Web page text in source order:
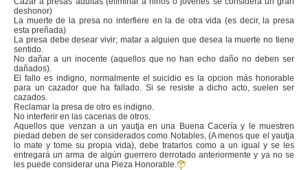
deshonor)
La muerte de la presa no interfiere en la de otra vida (es decir, la presa
esta preñada)
La presa debe desear vivir; matar a alguien que desea la muerte no tiene
sentido.
No dañar a un inocente (aquellos que no han echo daño no deben ser
dañados).
El fallo es indigno, normalmente el suicidio es la opcion más honorable
para un cazador que ha fallado. Si se resiste a dicho acto, suelen ser
cazados.
Reclamar la presa de otro es indigno.
No interferir en las cacerias de otros.
Aquellos que venzan a un yautja en una Buena Cacería y le muestren
piedad deben de ser considerados como Notables, (A menos que el yautja
lo mate y tome su propia vida), debe tratarlos como a un igual y se les
entregará un arma de algún guerrero derrotado anteriormente y ya no se
les puede considerar una Pieza Honorable.